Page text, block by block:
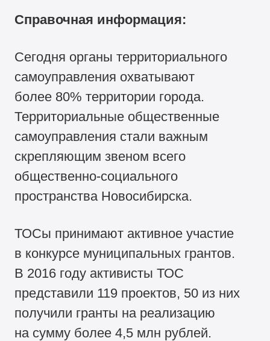
Справочная информация:
Сегодня органы территориального
самоуправления охватывают
более 80% территории города.
Территориальные общественные
самоуправления стали важным
скрепляющим звеном всего
общественно-социального
пространства Новосибирска.
ТОСы принимают активное участие
в конкурсе муниципальных грантов.
В 2016 году активисты ТОС
представили 119 проектов, 50 из них
получили гранты на реализацию
на сумму более 4,5 млн рублей.